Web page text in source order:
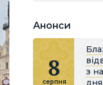
Анонси
8
серпня
з